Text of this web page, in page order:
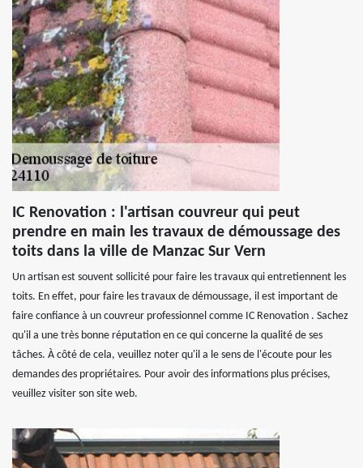
IC Renovation : l'artisan couvreur qui peut
prendre en main les travaux de démoussage des
toits dans la ville de Manzac Sur Vern
Un artisan est souvent sollicité pour faire les travaux qui entretiennent les
toits. En effet, pour faire les travaux de démoussage, il est important de
faire confiance à un couvreur professionnel comme IC Renovation . Sachez
qu'il a une très bonne réputation en ce qui concerne la qualité de ses
tâches. À côté de cela, veuillez noter qu'il a le sens de l'écoute pour les
demandes des propriétaires. Pour avoir des informations plus précises,
veuillez visiter son site web.